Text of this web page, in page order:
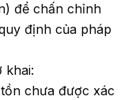
để chấn chỉnh
định của pháp
khai:
chưa được xác